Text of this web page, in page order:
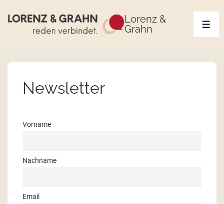
Lorenz &
Grahn
Newsletter
Vorname
Nachname
Email